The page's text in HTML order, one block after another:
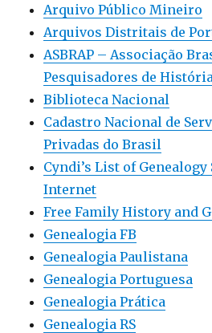
Arquivo Público Mineiro
Arquivos Distritais de
ASBRAP – Associação
Pesquisadores de
Biblioteca Nacional
Cadastro Nacional de
Privadas do Brasil
Cyndi’s List of Genealogy
Internet
Free Family History and
Genealogia FB
Genealogia Paulistana
Genealogia Portuguesa
Genealogia Prática
Genealogia RS